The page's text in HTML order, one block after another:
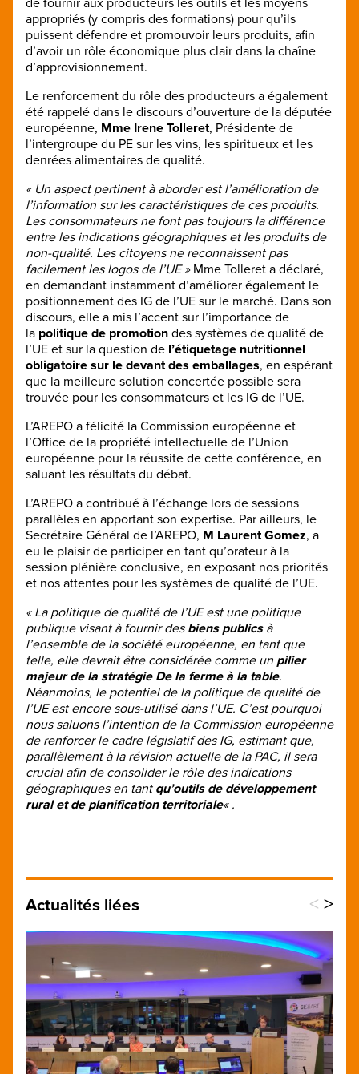
appropriés (y compris des formations) pour qu’ils
puissent défendre et promouvoir leurs produits, afin
d’avoir un rôle économique plus clair dans la chaîne
d’approvisionnement.
Le renforcement du rôle des producteurs a également
été rappelé dans le discours d’ouverture de la députée
européenne, Mme Irene Tolleret, Présidente de
l’intergroupe du PE sur les vins, les spiritueux et les
denrées alimentaires de qualité.
« Un aspect pertinent à aborder est l’amélioration de
l’information sur les caractéristiques de ces produits.
Les consommateurs ne font pas toujours la différence
entre les indications géographiques et les produits de
non-qualité. Les citoyens ne reconnaissent pas
facilement les logos de l’UE » Mme Tolleret a déclaré,
en demandant instamment d’améliorer également le
positionnement des IG de l’UE sur le marché. Dans son
discours, elle a mis l’accent sur l’importance de
la politique de promotion des systèmes de qualité de
l’UE et sur la question de l’étiquetage nutritionnel
obligatoire sur le devant des emballages, en espérant
que la meilleure solution concertée possible sera
trouvée pour les consommateurs et les IG de l’UE.
L’AREPO a félicité la Commission européenne et
l’Office de la propriété intellectuelle de l’Union
européenne pour la réussite de cette conférence, en
saluant les résultats du débat.
L’AREPO a contribué à l’échange lors de sessions
parallèles en apportant son expertise. Par ailleurs, le
Secrétaire Général de l’AREPO, M Laurent Gomez, a
eu le plaisir de participer en tant qu’orateur à la
session plénière conclusive, en exposant nos priorités
et nos attentes pour les systèmes de qualité de l’UE.
« La politique de qualité de l’UE est une politique
publique visant à fournir des biens publicsà
l’ensemble de la société européenne, en tant que
telle, elle devrait être considérée comme un pilier
majeur de la stratégie De la ferme à la table.
Néanmoins, le potentiel de la politique de qualité de
l’UE est encore sous-utilisé dans l’UE. C’est pourquoi
nous saluons l’intention de la Commission européenne
de renforcer le cadre législatif des IG, estimant que,
parallèlement à la révision actuelle de la PAC, il sera
crucial afin de consolider le rôle des indications
géographiques en tant qu’outils de développement
rural et de planification territoriale« .
Actualités liées < >